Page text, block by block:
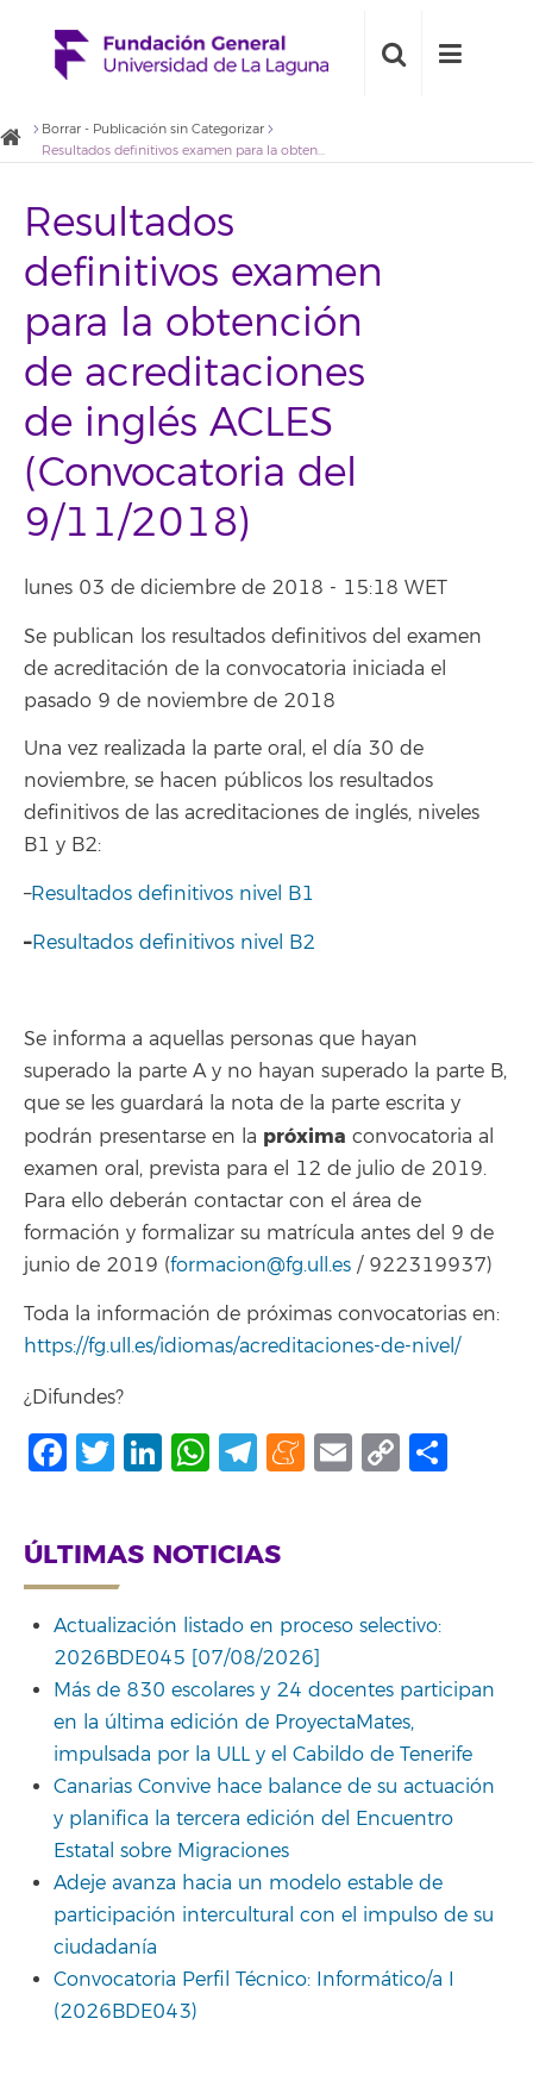
Borrar - Publicación sin Categorizar
Resultados definitivos examen para la obtención de acreditaciones de inglés ACLES (Convocatoria del 9/11/2018)
Resultados
definitivos examen
para la obtención
de acreditaciones
de inglés ACLES
(Convocatoria del
9/11/2018)
lunes 03 de diciembre de 2018 - 15:18 WET
Se publican los resultados definitivos del examen
de acreditación de la convocatoria iniciada el
pasado 9 de noviembre de 2018
Una vez realizada la parte oral, el día 30 de
noviembre, se hacen públicos los resultados
definitivos de las acreditaciones de inglés, niveles
B1 y B2:
–Resultados definitivos nivel B1
–Resultados definitivos nivel B2
Se informa a aquellas personas que hayan
superado la parte A y no hayan superado la parte B,
que se les guardará la nota de la parte escrita y
podrán presentarse en la próxima convocatoria al
examen oral, prevista para el 12 de julio de 2019.
Para ello deberán contactar con el área de
formación y formalizar su matrícula antes del 9 de
junio de 2019 (formacion@fg.ull.es / 922319937)
Toda la información de próximas convocatorias en:
https://fg.ull.es/idiomas/acreditaciones-de-nivel/
¿Difundes?
Facebook
Twitter
LinkedIn
WhatsApp
Telegram
Meneame
Email
Copy
ÚLTIMAS NOTICIAS
Actualización listado en proceso selectivo:
2026BDE045 [07/08/2026]
Más de 830 escolares y 24 docentes participan
en la última edición de ProyectaMates,
impulsada por la ULL y el Cabildo de Tenerife
Canarias Convive hace balance de su actuación
y planifica la tercera edición del Encuentro
Estatal sobre Migraciones
Adeje avanza hacia un modelo estable de
participación intercultural con el impulso de su
ciudadanía
Convocatoria Perfil Técnico: Informático/a I
(2026BDE043)